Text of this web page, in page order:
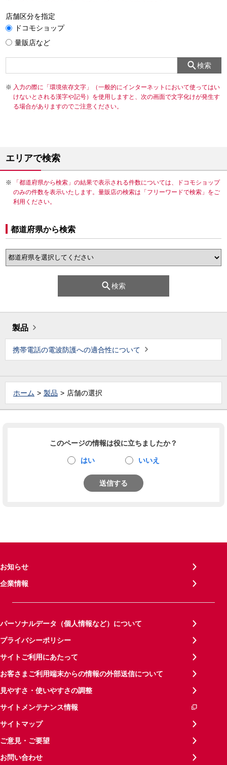
店舗区分を指定
ドコモショップ
量販店など
検索
入力の際に「環境依存文字」（一般的にインターネットにおいて使ってはい
けないとされる漢字や記号）を使用しますと、次の画面で文字化けが発生す
る場合がありますのでご注意ください。
エリアで検索
「都道府県から検索」の結果で表示される件数については、ドコモショップ
のみの件数を表示いたします。量販店の検索は「フリーワードで検索」をご
利用ください。
都道府県から検索
検索
製品
携帯電話の電波防護への適合性について
ホーム 製品 店舗の選択
このページの情報は役に立ちましたか？
はい いいえ
送信する
お知らせ
企業情報
パーソナルデータ（個人情報など）について
プライバシーポリシー
サイトご利用にあたって
お客さまご利用端末からの情報の外部送信について
見やすさ・使いやすさの調整
サイトメンテナンス情報
サイトマップ
ご意見・ご要望
お問い合わせ